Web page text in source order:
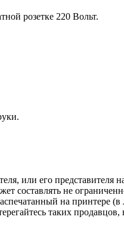
розетке 220 Вольт.
или его
составлять не
на принтере
таких